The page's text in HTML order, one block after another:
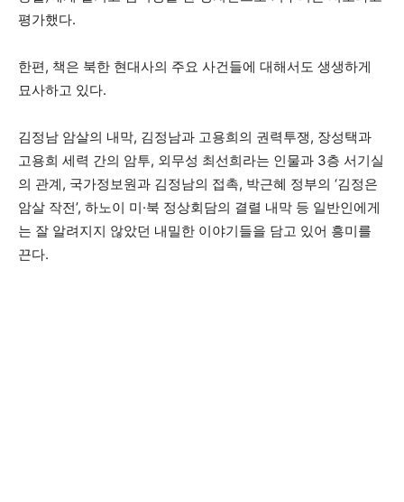
평가했다.
한편, 책은 북한 현대사의 주요 사건들에 대해서도 생생하게
묘사하고 있다.
김정남 암살의 내막, 김정남과 고용희의 권력투쟁, 장성택과
고용희 세력 간의 암투, 외무성 최선희라는 인물과 3층 서기실
의 관계, 국가정보원과 김정남의 접촉, 박근혜 정부의 ‘김정은
암살 작전’, 하노이 미·북 정상회담의 결렬 내막 등 일반인에게
는 잘 알려지지 않았던 내밀한 이야기들을 담고 있어 흥미를
끈다.